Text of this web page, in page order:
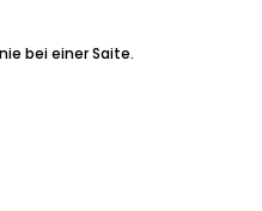
bei einer Saite.